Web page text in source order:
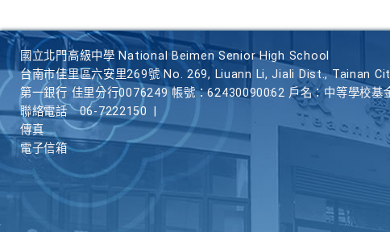
國立北門高級中學 National Beimen Senior High School
台南市佳里區六安里269號 No. 269, Liuann Li, Jiali Dist., Tainan
第一銀行 佳里分行0076249 帳號：62430090062 戶名：中等學校
聯絡電話
06-7222150
傳真
電子信箱